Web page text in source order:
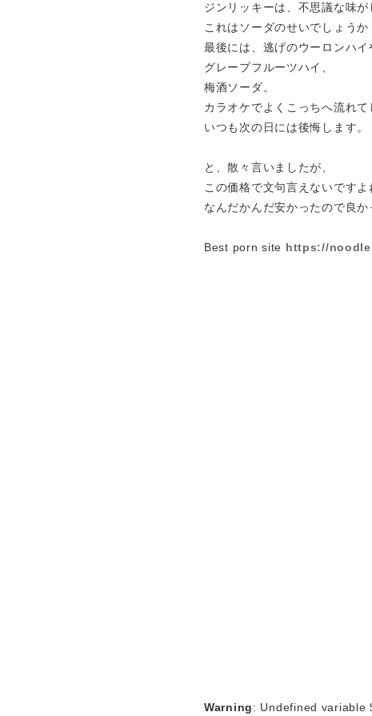
ジンリッキーは、不思議な味が
これはソーダのせいでしょうか
最後には、逃げのウーロンハイ
グレープフルーツハイ、
梅酒ソーダ。
カラオケでよくこっちへ流れて
いつも次の日には後悔します。
と、散々言いましたが、
この価格で文句言えないですよ
なんだかんだ安かったので良か
Best porn site https://
Warning: Undefined